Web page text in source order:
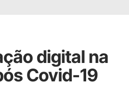
digital na
Covid-19